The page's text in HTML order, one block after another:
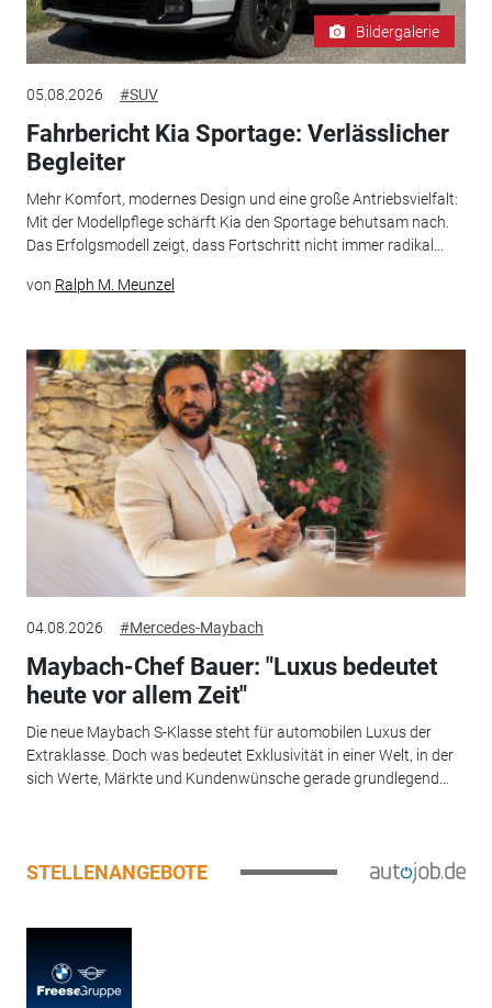
Bildergalerie
05.08.2026 #SUV
Fahrbericht Kia Sportage: Verlässlicher
Begleiter
Mehr Komfort, modernes Design und eine große Antriebsvielfalt:
Mit der Modellpflege schärft Kia den Sportage behutsam nach.
Das Erfolgsmodell zeigt, dass Fortschritt nicht immer radikal...
von Ralph M. Meunzel
04.08.2026 #Mercedes-Maybach
Maybach-Chef Bauer: "Luxus bedeutet
heute vor allem Zeit"
Die neue Maybach S-Klasse steht für automobilen Luxus der
Extraklasse. Doch was bedeutet Exklusivität in einer Welt, in der
sich Werte, Märkte und Kundenwünsche gerade grundlegend...
STELLENANGEBOTE